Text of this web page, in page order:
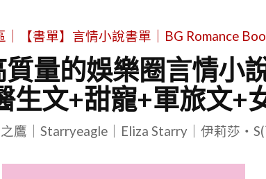
｜【書單】言情小說書單｜BG Romance
量的娛樂圈言情小
生文+甜寵+軍旅文+
鷹｜Starryeagle｜Eliza Starry｜伊莉莎・